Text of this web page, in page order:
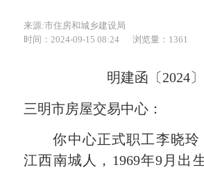
来源:市住房和城乡建设局
时间：2024-09-15 08:24
浏览量：1361
明建函〔2024〕
三明市房屋交易中心：
你中心正式职工李晓玲
江西南城人，1969年9月出